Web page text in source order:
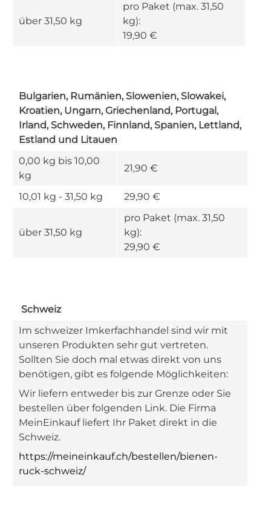
über 31,50 kg
pro Paket (max. 31,50
kg):
19,90 €
Bulgarien, Rumänien, Slowenien, Slowakei,
Kroatien, Ungarn, Griechenland, Portugal,
Irland, Schweden, Finnland, Spanien, Lettland,
Estland und Litauen
0,00 kg bis 10,00
kg
21,90 €
10,01 kg - 31,50 kg 29,90 €
über 31,50 kg
pro Paket (max. 31,50
kg):
29,90 €
Schweiz
Im schweizer Imkerfachhandel sind wir mit
unseren Produkten sehr gut vertreten.
Sollten Sie doch mal etwas direkt von uns
benötigen, gibt es folgende Möglichkeiten:
Wir liefern entweder bis zur Grenze oder Sie
bestellen über folgenden Link. Die Firma
MeinEinkauf liefert Ihr Paket direkt in die
Schweiz.
https://meineinkauf.ch/bestellen/bienen-
ruck-schweiz/